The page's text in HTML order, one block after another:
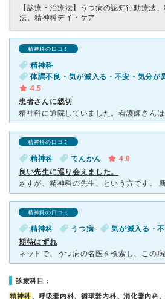
【診療・治療法】
うつ病の認知行動療法
法、精神科デイ・ケア
精神科の口コミ
精神科
体調不良・気が滅入る・不安・気分が
4.5
患者さんに親切
精神科の口コミ
精神科 てんかん
4.0
良い先生に巡り会えました。
精神科の口コミ
精神科 うつ病 気が滅入る・
期待はずれ
診療科目：
精神科 、呼吸器内科、循環器内科、消化器内科